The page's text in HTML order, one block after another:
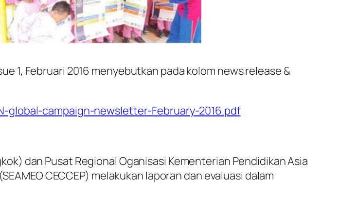
1, Februari 2016 menyebutkan pada kolom news release &
campaign-newsletter-February-2016.pdf
dan Pusat Regional Oganisasi Kementerian Pendidikan Asia
CECCEP) melakukan laporan dan evaluasi dalam